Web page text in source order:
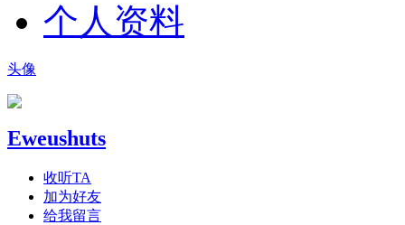
个人资料
头像
Eweushuts
收听TA
加为好友
给我留言